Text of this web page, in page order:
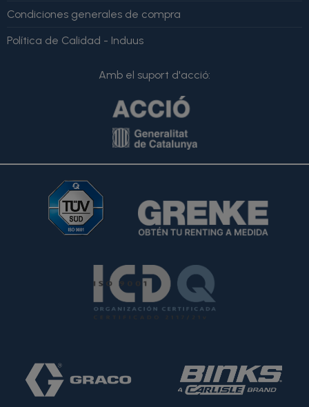
Condiciones generales de compra
Política de Calidad - Induus
Amb el suport d'acció: